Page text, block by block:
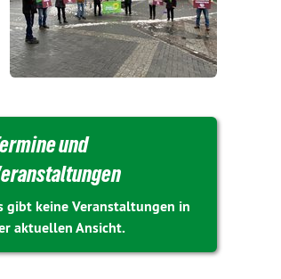
und
gibt keine Veranstaltungen in
aktuellen Ansicht.